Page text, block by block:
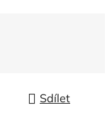
Sdílet